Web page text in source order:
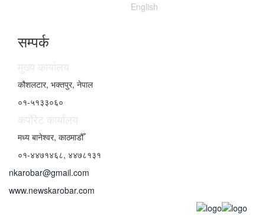
English
सम्पर्क
मुख्य कार्यालय
कौशलटार, भक्तपुर, नेपाल
०१-५१३३०६०
कर्पाेरेट कार्यालय
मध्य बानेश्वर, काठमाडौँ
०१-४४७१४६८, ४४७८१३१
nkarobar@gmail.com
www.newskarobar.com